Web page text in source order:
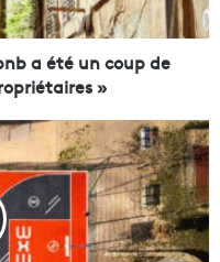
a été un coup de
»